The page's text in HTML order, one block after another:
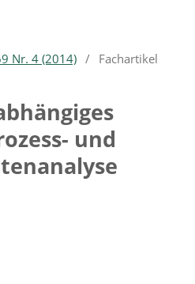
Nr. 4 (2014) / Fachartikel
und